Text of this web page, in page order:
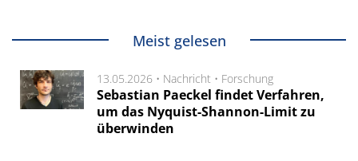
Meist gelesen
13.05.2026 • Nachricht • Forschung
Sebastian Paeckel findet Verfahren,
um das Nyquist-Shannon-Limit zu
überwinden